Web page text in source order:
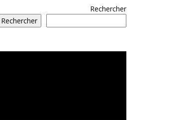
Rechercher
Rechercher